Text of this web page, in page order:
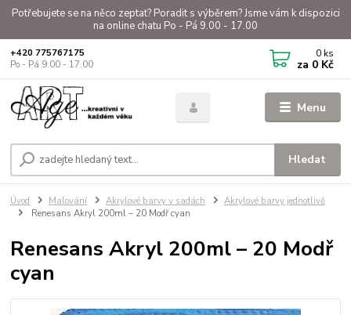
Potřebujete se na něco zeptat? Poradit s výběrem? Jsme vám k dispozici
na online chatu Po - Pá 9.00 - 17.00
Menu
Hledat
+420 775767175
Po - Pá 9.00 - 17.00
0 ks
za 0 Kč
Úvod Malování Akrylové barvy v sadách
Akrylové barvy jednotlivě
Renesans Akryl 200ml – 20 Modř cyan
Renesans Akryl 200ml – 20 Modř
cyan